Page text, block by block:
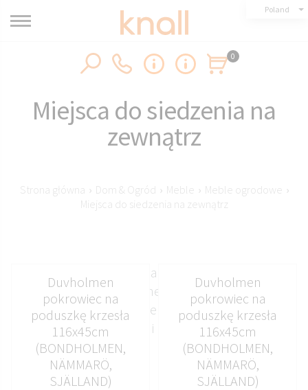
Poland
0
Miejsca do siedzenia na
zewnątrz
Strona główna › Dom & Ogród › Meble › Meble ogrodowe
›
Miejsca do siedzenia na zewnątrz
Miejsca do siedzenia na zewnątrz, w tym pufy
ogrodowe wykonane z wodoodpornych
materiałów, dostępne w szerokim wyborze
wzorów i kolorów
Duvholmen
pokrowiec na
poduszkę krzesła
116x45cm
(BONDHOLMEN,
NÄMMARÖ,
SJÄLLAND)
Duvholmen
pokrowiec na
poduszkę krzesła
116x45cm
(BONDHOLMEN,
NÄMMARÖ,
SJÄLLAND)